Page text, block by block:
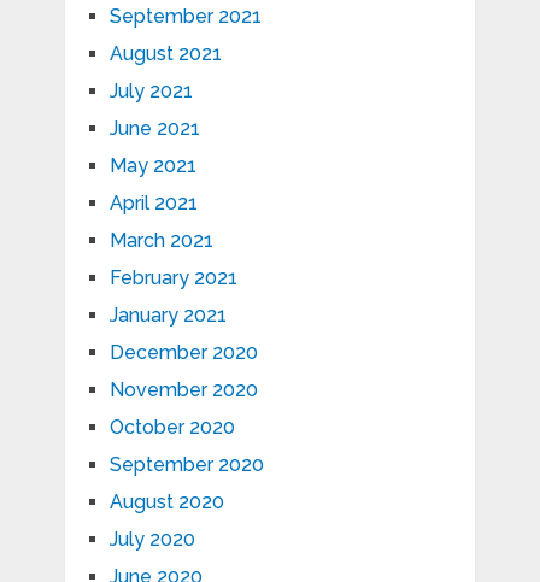
September 2021
August 2021
July 2021
June 2021
May 2021
April 2021
March 2021
February 2021
January 2021
December 2020
November 2020
October 2020
September 2020
August 2020
July 2020
June 2020